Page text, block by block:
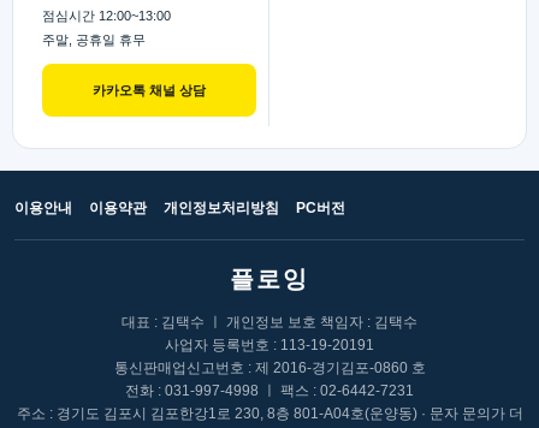
카카오톡 채널 상담
점심시간 12:00~13:00
주말, 공휴일 휴무
이용안내 이용약관 개인정보처리방침 PC버전
플로잉
대표 : 김택수 ㅣ 개인정보 보호 책임자 : 김택수
사업자 등록번호 : 113-19-20191
통신판매업신고번호 : 제 2016-경기김포-0860 호
전화 : 031-997-4998 ㅣ 팩스 : 02-6442-7231
주소 : 경기도 김포시 김포한강1로 230, 8층 801-A04호(운양동)· 문자 문의가 더